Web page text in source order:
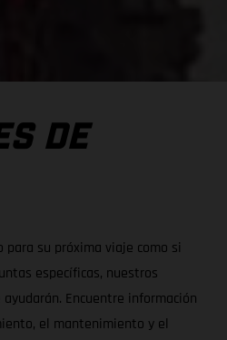
DE
su próxima viaje como si
específicas, nuestros
Encuentre información
el mantenimiento y el